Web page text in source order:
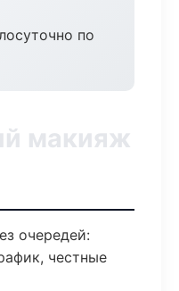
по
макияж
очередей:
честные